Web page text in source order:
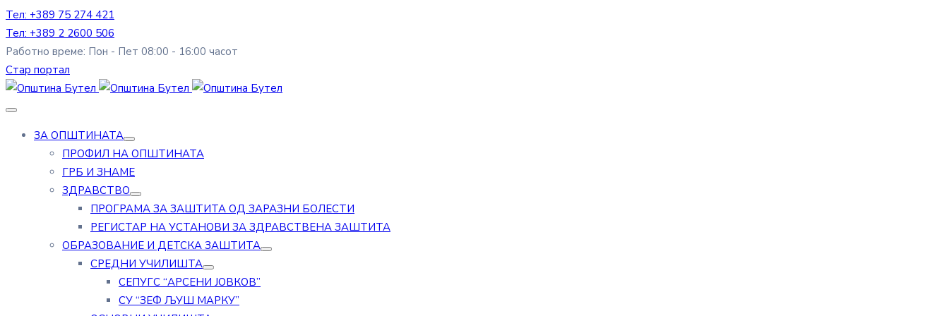
Тел: +389 75 274 421
Тел: +389 2 2600 506
Работно време: Пон - Пет 08:00 - 16:00 часот
Стар портал
ЗА ОПШТИНАТА
ПРОФИЛ НА ОПШТИНАТА
ГРБ И ЗНАМЕ
ЗДРАВСТВО
ПРОГРАМА ЗА ЗАШТИТА ОД ЗАРАЗНИ БОЛЕСТИ
РЕГИСТАР НА УСТАНОВИ ЗА ЗДРАВСТВЕНА ЗАШТИТА
ОБРАЗОВАНИЕ И ДЕТСКА ЗАШТИТА
СРЕДНИ УЧИЛИШТА
СЕПУГС “АРСЕНИ ЈОВКОВ”
СУ “ЗЕФ ЉУШ МАРКУ”